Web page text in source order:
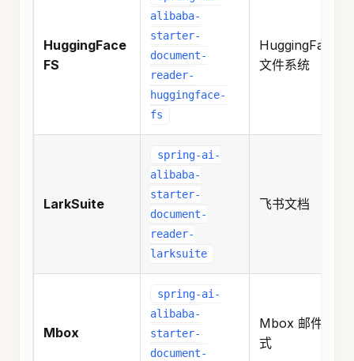
HuggingFace
FS
alibaba-
starter-
document-
reader-
huggingface-
fs
HuggingFace
文件系统
LarkSuite
spring-ai-
alibaba-
starter-
document-
reader-
larksuite
飞书文档
Mbox
spring-ai-
alibaba-
starter-
document-
Mbox 邮件格
式